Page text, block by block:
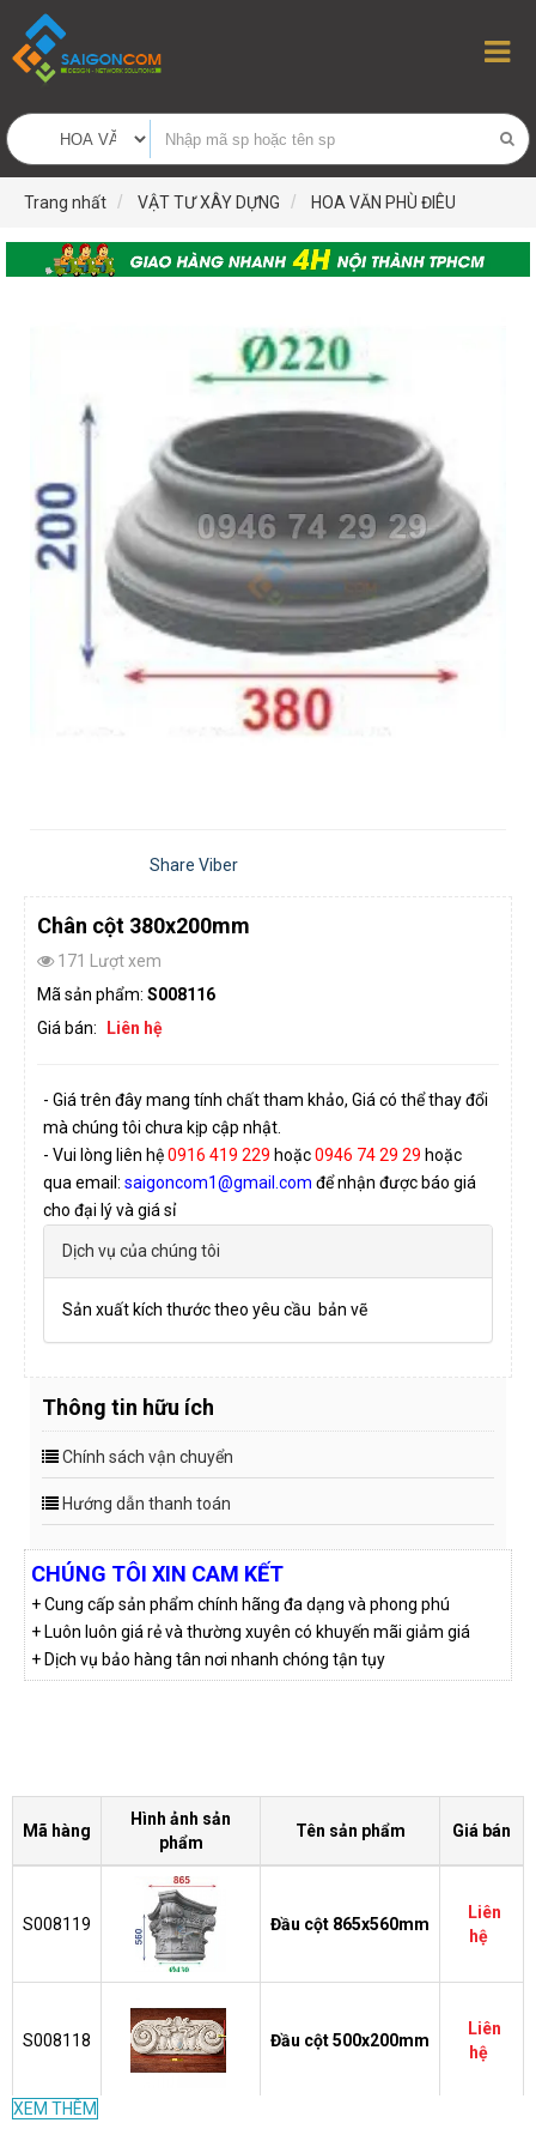
Trang nhất VẬT TƯ XÂY DỰNG HOA VĂN PHÙ ĐIÊU
Share Viber
Chân cột 380x200mm
171 Lượt xem
Mã sản phẩm: S008116
Giá bán:
Liên hệ
- Giá trên đây mang tính chất tham khảo, Giá có thể thay đổi
mà chúng tôi chưa kịp cập nhật.
- Vui lòng liên hệ0916 419 229 hoặc0946 74 29 29 hoặc
qua email: saigoncom1@gmail.com để nhận được báo giá
cho đại lý và giá sỉ
Dịch vụ của chúng tôi
Sản xuất kích thước theo yêu cầu bản vẽ
Thông tin hữu ích
Chính sách vận chuyển
Hướng dẫn thanh toán
CHÚNG TÔI XIN CAM KẾT
+ Cung cấp sản phẩm chính hãng đa dạng và phong phú
+ Luôn luôn giá rẻ và thường xuyên có khuyến mãi giảm giá
+ Dịch vụ bảo hàng tân nơi nhanh chóng tận tụy
Mã hàng
Hình ảnh sản
phẩm
Tên sản phẩm Giá bán
S008119 Đầu cột 865x560mm
Liên
hệ
S008118 Đầu cột 500x200mm
Liên
hệ
XEM THÊM